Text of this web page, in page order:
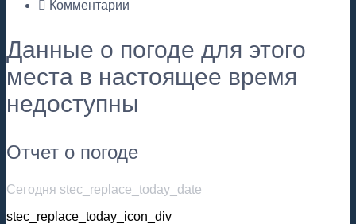
Комментарии
Данные о погоде для этого
места в настоящее время
недоступны
Отчет о погоде
Сегодня stec_replace_today_date
stec_replace_today_icon_div